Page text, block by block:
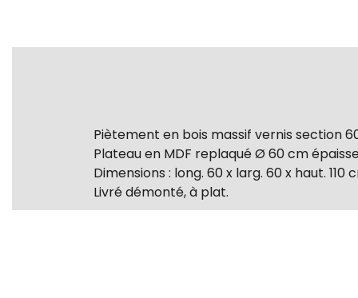
Piètement en bois massif vernis section
Plateau en MDF replaqué Ø 60 cm
Dimensions : long. 60 x larg. 60 x haut. 110
Livré démonté, à plat.